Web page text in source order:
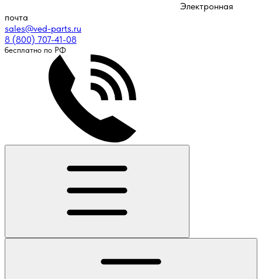
Электронная
почта
sales@ved-parts.ru
8 (800) 707-41-08
бесплатно по РФ